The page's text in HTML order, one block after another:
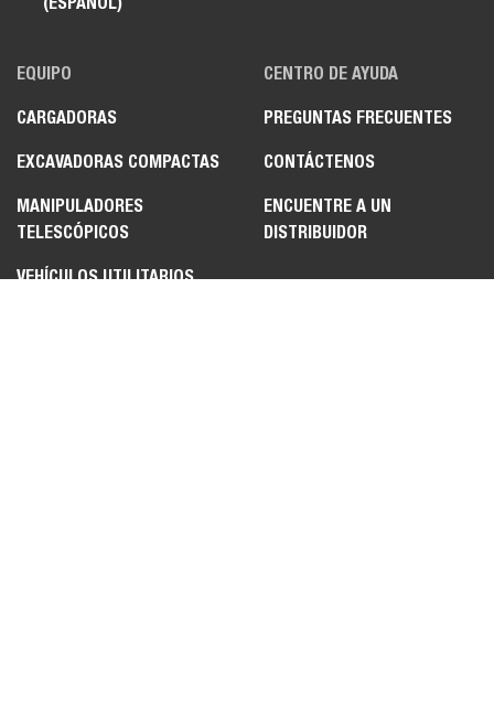
EQUIPO
CARGADORAS
EXCAVADORAS COMPACTAS
MANIPULADORES
TELESCÓPICOS
VEHÍCULOS UTILITARIOS
CENTRO DE AYUDA
PREGUNTAS FRECUENTES
CONTÁCTENOS
ENCUENTRE A UN
DISTRIBUIDOR